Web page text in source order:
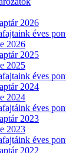
2026
éves
2026
2025
2025
éves
2024
2024
éves
2023
2023
éves
2022